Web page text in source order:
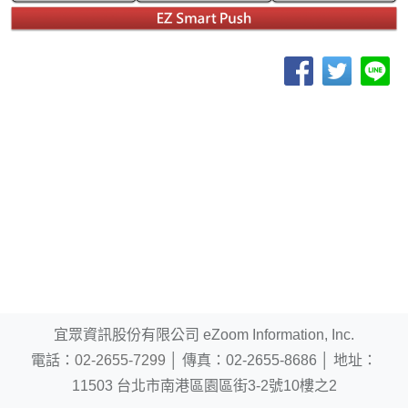
宜眾資訊股份有限公司 eZoom Information, Inc.
電話： 02-2655-7299 傳真：02-2655-8686
地址：
11503 台北市南港區園區街3-2號10樓之2